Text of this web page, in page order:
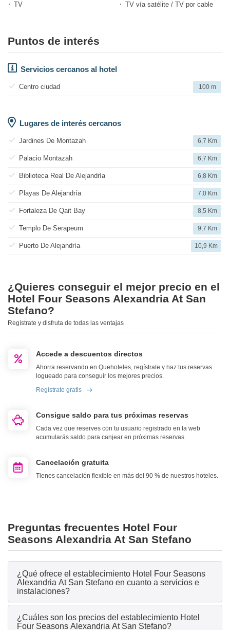
TV
TV vía satélite / TV por cable
Puntos de interés
Servicios cercanos al hotel
Centro ciudad 100 m
Lugares de interés cercanos
Jardines De Montazah 6,7 Km
Palacio Montazah 6,7 Km
Biblioteca Real De Alejandría 6,8 Km
Playas De Alejandría 7,0 Km
Fortaleza De Qait Bay 8,5 Km
Templo De Serapeum 9,7 Km
Puerto De Alejandría 10,9 Km
¿Quieres conseguir el mejor precio en el
Hotel Four Seasons Alexandria At San
Stefano?
Regístrate y disfruta de todas las ventajas
Accede a descuentos directos
Ahorra reservando en Quehoteles, regístrate y haz tus reservas
logueado para conseguir los mejores precios.
Regístrate gratis
Consigue saldo para tus próximas reservas
Cada vez que reserves con tu usuario registrado en la web
acumularás saldo para canjear en próximas reservas.
Cancelación gratuita
Tienes cancelación flexible en más del 90 % de nuestros hoteles.
Preguntas frecuentes Hotel Four
Seasons Alexandria At San Stefano
¿Qué ofrece el establecimiento Hotel Four Seasons
Alexandria At San Stefano en cuanto a servicios e
instalaciones?
¿Cuáles son los precios del establecimiento Hotel
Four Seasons Alexandria At San Stefano?